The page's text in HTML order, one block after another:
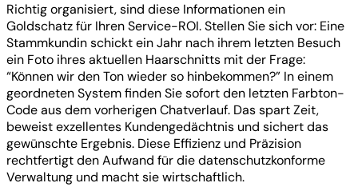
Richtig organisiert, sind diese Informationen ein
Goldschatz für Ihren Service-ROI. Stellen Sie sich vor: Eine
Stammkundin schickt ein Jahr nach ihrem letzten Besuch
ein Foto ihres aktuellen Haarschnitts mit der Frage:
“Können wir den Ton wieder so hinbekommen?” In einem
geordneten System finden Sie sofort den letzten Farbton-
Code aus dem vorherigen Chatverlauf. Das spart Zeit,
beweist exzellentes Kundengedächtnis und sichert das
gewünschte Ergebnis. Diese Effizienz und Präzision
rechtfertigt den Aufwand für die datenschutzkonforme
Verwaltung und macht sie wirtschaftlich.